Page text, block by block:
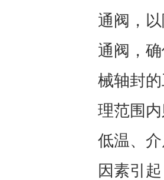
通阀，
通阀，
械轴封
理范围
低温、
因素引